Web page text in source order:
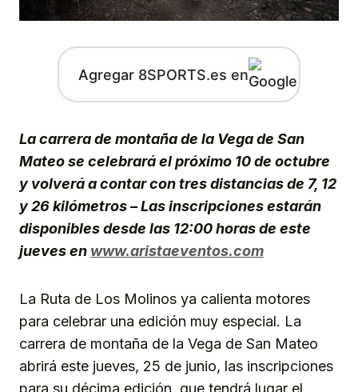
Agregar 8SPORTS.es en
La carrera de montaña de la Vega de San
Mateo se celebrará el próximo 10 de octubre
y volverá a contar con tres distancias de 7, 12
y 26 kilómetros – Las inscripciones estarán
disponibles desde las 12:00 horas de este
jueves en www.aristaeventos.com
La Ruta de Los Molinos ya calienta motores
para celebrar una edición muy especial. La
carrera de montaña de la Vega de San Mateo
abrirá este jueves, 25 de junio, las inscripciones
para su décima edición, que tendrá lugar el